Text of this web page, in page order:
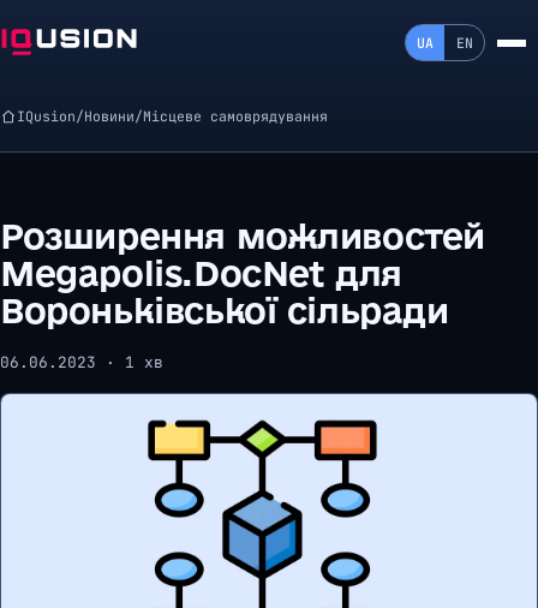
UA EN
IQusion/Новини/Місцеве самоврядування
Розширення можливостей
Megapolis.DocNet для
Вороньківської сільради
06.06.2023 · 1 хв